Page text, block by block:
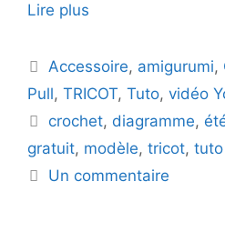
Lire plus
Catégories
Accessoire, amigurumi,
Pull, TRICOT, Tuto, vidéo
Étiquettes
crochet, diagramme,
gratuit, modèle, tricot, tuto
Un commentaire